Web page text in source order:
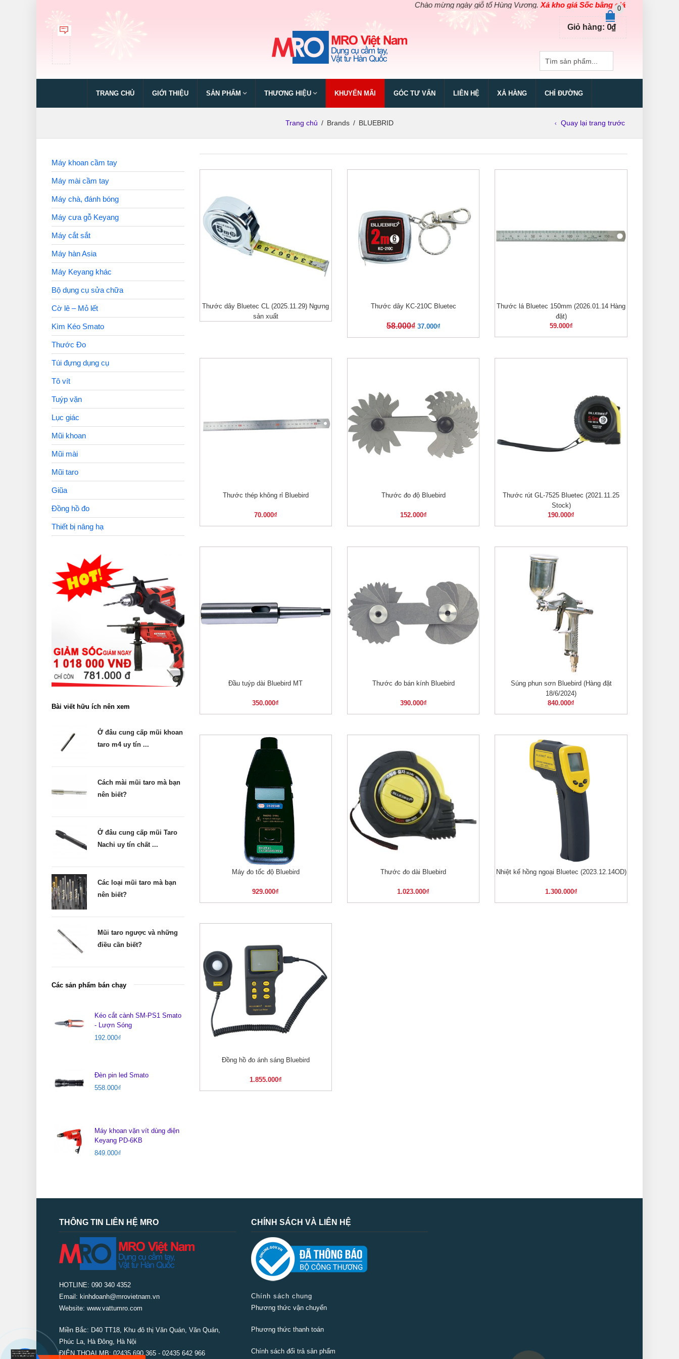
Chào mừng ngày giỗ tổ Hùng Vương.Xả kho giá Sốc bằng giá Gốccho các sản
0
Giỏ hàng: 0₫
TRANG CHỦ GIỚI THIỆU SẢN PHẨM THƯƠNG HIỆU KHUYẾN MÃI GÓC TƯ VẤN LIÊN HỆ XẢ HÀNG CHỈ ĐƯỜNG
Trang chủ / Brands / BLUEBRID Quay lại trang trước
XEM NHANH
Thước dây Bluetec CL (2025.11.29) Ngưng
sản xuất
XEM NHANH
Thước dây KC-210C Bluetec
58.000₫ 37.000₫
XEM NHANH
Thước lá Bluetec 150mm (2026.01.14 Hàng
đặt)
59.000₫
XEM NHANH
Thước thép không rỉ Bluebird
70.000₫
XEM NHANH
Thước đo độ Bluebird
152.000₫
XEM NHANH
Thước rút GL-7525 Bluetec (2021.11.25
Stock)
190.000₫
XEM NHANH
Đầu tuýp dài Bluebird MT
350.000₫
XEM NHANH
Thước đo bán kính Bluebird
390.000₫
XEM NHANH
Súng phun sơn Bluebird (Hàng đặt
18/6/2024)
840.000₫
XEM NHANH
Máy đo tốc độ Bluebird
929.000₫
XEM NHANH
Thước đo dài Bluebird
1.023.000₫
XEM NHANH
Nhiệt kế hồng ngoại Bluetec (2023.12.14OD)
1.300.000₫
XEM NHANH
Đồng hồ đo ánh sáng Bluebird
1.855.000₫
Máy khoan cầm tay
Máy mài cầm tay
Máy chà, đánh bóng
Máy cưa gỗ Keyang
Máy cắt sắt
Máy hàn Asia
Máy Keyang khác
Bộ dụng cụ sửa chữa
Cờ lê – Mỏ lết
Kìm Kéo Smato
Thước Đo
Túi đựng dụng cụ
Tô vít
Tuýp vặn
Lục giác
Mũi khoan
Mũi mài
Mũi taro
Giũa
Đồng hồ đo
Thiết bị nâng hạ
Bài viết hữu ích nên xem
Ở đâu cung cấp mũi khoan
taro m4 uy tín ...
Cách mài mũi taro mà bạn
nên biết?
Ở đâu cung cấp mũi Taro
Nachi uy tín chất ...
Các loại mũi taro mà bạn
nên biết?
Mũi taro ngược và những
điều cần biết?
Các sản phẩm bán chạy
Kéo cắt cành SM-PS1 Smato
- Lượn Sóng
192.000₫
Đèn pin led Smato
558.000₫
Máy khoan vặn vít dùng điện
Keyang PD-6KB
849.000₫
THÔNG TIN LIÊN HỆ MRO
HOTLINE: 090 340 4352
Email: kinhdoanh@mrovietnam.vn
Website: www.vattumro.com
Miền Bắc: D40 TT18, Khu đô thị Văn Quán, Văn Quán,
Phúc La, Hà Đông, Hà Nội
ĐIỆN THOẠI MB: 02435 690 365 - 02435 642 966
CHÍNH SÁCH VÀ LIÊN HỆ
Chính sách chung
Phương thức vận chuyển
Phương thức thanh toán
Chính sách đổi trả sản phẩm